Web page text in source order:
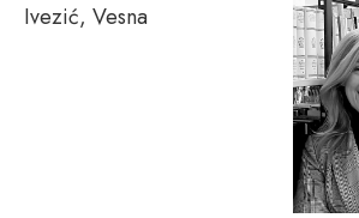
Ivezić, Vesna